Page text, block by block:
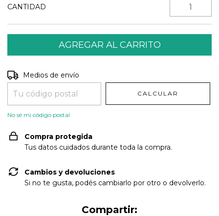
CANTIDAD
Entregas para el CP:
Medios de envío
CALCULAR
No sé mi código postal
Compra protegida
Tus datos cuidados durante toda la compra.
Cambios y devoluciones
Si no te gusta, podés cambiarlo por otro o devolverlo.
Compartir: